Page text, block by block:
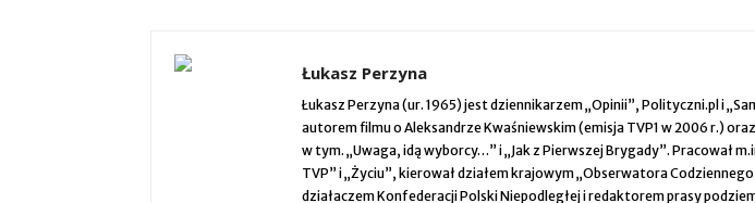
Łukasz Perzyna
Łukasz Perzyna (ur. 1965) jest dziennikarzem „Opinii”, Polityczni.pl i
autorem filmu o Aleksandrze Kwaśniewskim (emisja TVP1 w 2006 r.)
w tym. „Uwaga, idą wyborcy…” i „Jak z Pierwszej Brygady”. Pracował
TVP” i „Życiu”, kierował działem krajowym „Obserwatora
działaczem Konfederacji Polski Niepodległej i redaktorem prasy